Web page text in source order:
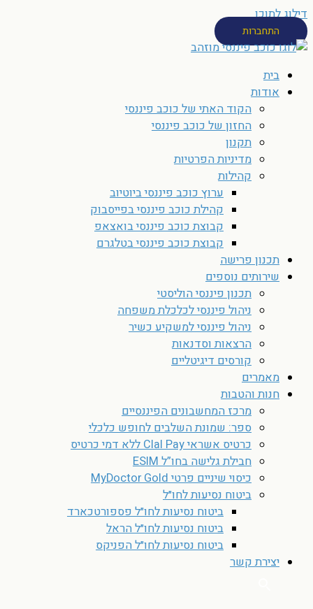
דילוג לתוכן
התחברות
בית
אודות
הקוד האתי של כוכב פיננסי
החזון של כוכב פיננסי
תקנון
מדיניות הפרטיות
קהילות
ערוץ כוכב פיננסי ביוטיוב
קהילת כוכב פיננסי בפייסבוק
קבוצת כוכב פיננסי בואצאפ
קבוצת כוכב פיננסי בטלגרם
תכנון פרישה
שירותים נוספים
תכנון פיננסי הוליסטי
ניהול פיננסי לכלכלת משפחה
ניהול פיננסי למשקיע כשיר
הרצאות וסדנאות
קורסים דיגיטליים
מאמרים
חנות והטבות
מרכז המחשבונים הפיננסיים
ספר: שמונת השלבים לחופש כלכלי
כרטיס אשראי Clal Pay ללא דמי כרטיס
חבילת גלישה בחו”ל ESIM
כיסוי שיניים פרטי MyDoctor Gold
ביטוח נסיעות לחו״ל
ביטוח נסיעות לחו״ל פספורטכארד
ביטוח נסיעות לחו״ל הראל
ביטוח נסיעות לחו״ל הפניקס
יצירת קשר